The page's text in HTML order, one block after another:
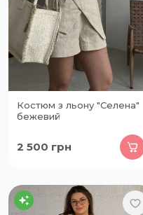
Костюм з льону "Селена"
бежевий
2 500 грн